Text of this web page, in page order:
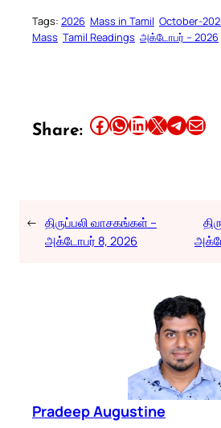
Tags: 2026 Mass in Tamil October-
Mass Tamil Readings அக்டோபர் – 2026
Share: Share this article on Facebook Share this article on WhatsApp Share this article on LinkedIn Share this article on X Share this article on TelegramEmail this Article
← திருப்பலி வாசகங்கள் –
அக்டோபர் 8, 2026
Pradeep Augustine